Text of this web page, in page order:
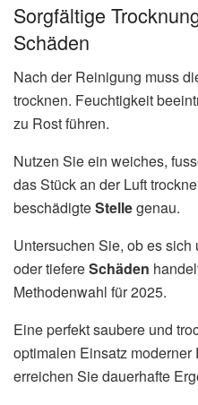
Sorgfältige
Schäden
Nach der Reinigung muss
trocknen. Feuchtigkeit
zu Rost führen.
Nutzen Sie ein weiches,
das Stück an der Luft
beschädigteStellegenau.
Untersuchen Sie, ob es
oder tiefereSchäden
Methodenwahl für 2025.
Eine perfekt saubere und
optimalen Einsatz
erreichen Sie dauerhafte